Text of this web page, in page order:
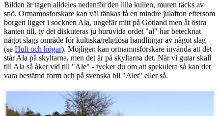
Bilden är tagen alldeles nedanför den lilla kullen, muren täcks av
snö. Ortnamnsforskare kan väl tänkas få en mindre julafton eftersom
borgen ligger i socknen Ala, ungefär mitt på Gotland men åt östra
kanten till, ty det diskuteras ju huruvida ordet "al" har betecknat
något slags område för kultiska/religiösa handlingar av något slag
(se Hult och högar). Möjligen kan ortnamnsforskare invända att det
står Ala på skyltarna, men det är på skyltarna det. När vi gutar skall
till Ala så åker vid till "Ale" - tycker du om att spekulera så kan det
vara bestämd form och på svenska bli "Alet" eller så.